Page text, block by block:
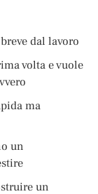
dal lavoro
volta e vuole
ma
un
un